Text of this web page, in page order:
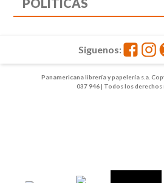
POLÍTICAS
Panamericana librería y papelería s.a.
037 946 | Todos los derechos
Siguenos: